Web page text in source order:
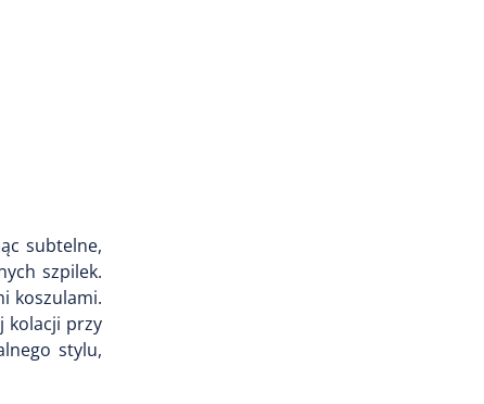
subtelne,
szpilek.
koszulami.
kolacji przy
stylu,